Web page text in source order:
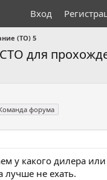
Вход
(ТО) 5
для
форума
у какого дилера
лучше не ехать.